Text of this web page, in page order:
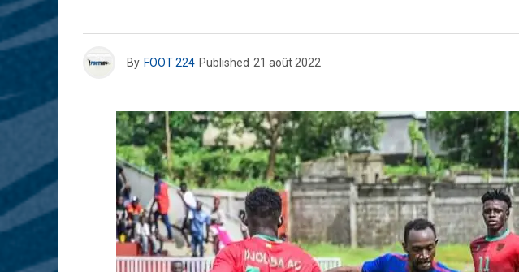
By FOOT 224 Published 21 août 2022